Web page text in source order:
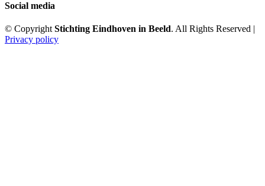
Social media
© CopyrightStichting Eindhoven in Beeld. All Rights Reserved |
Privacy policy